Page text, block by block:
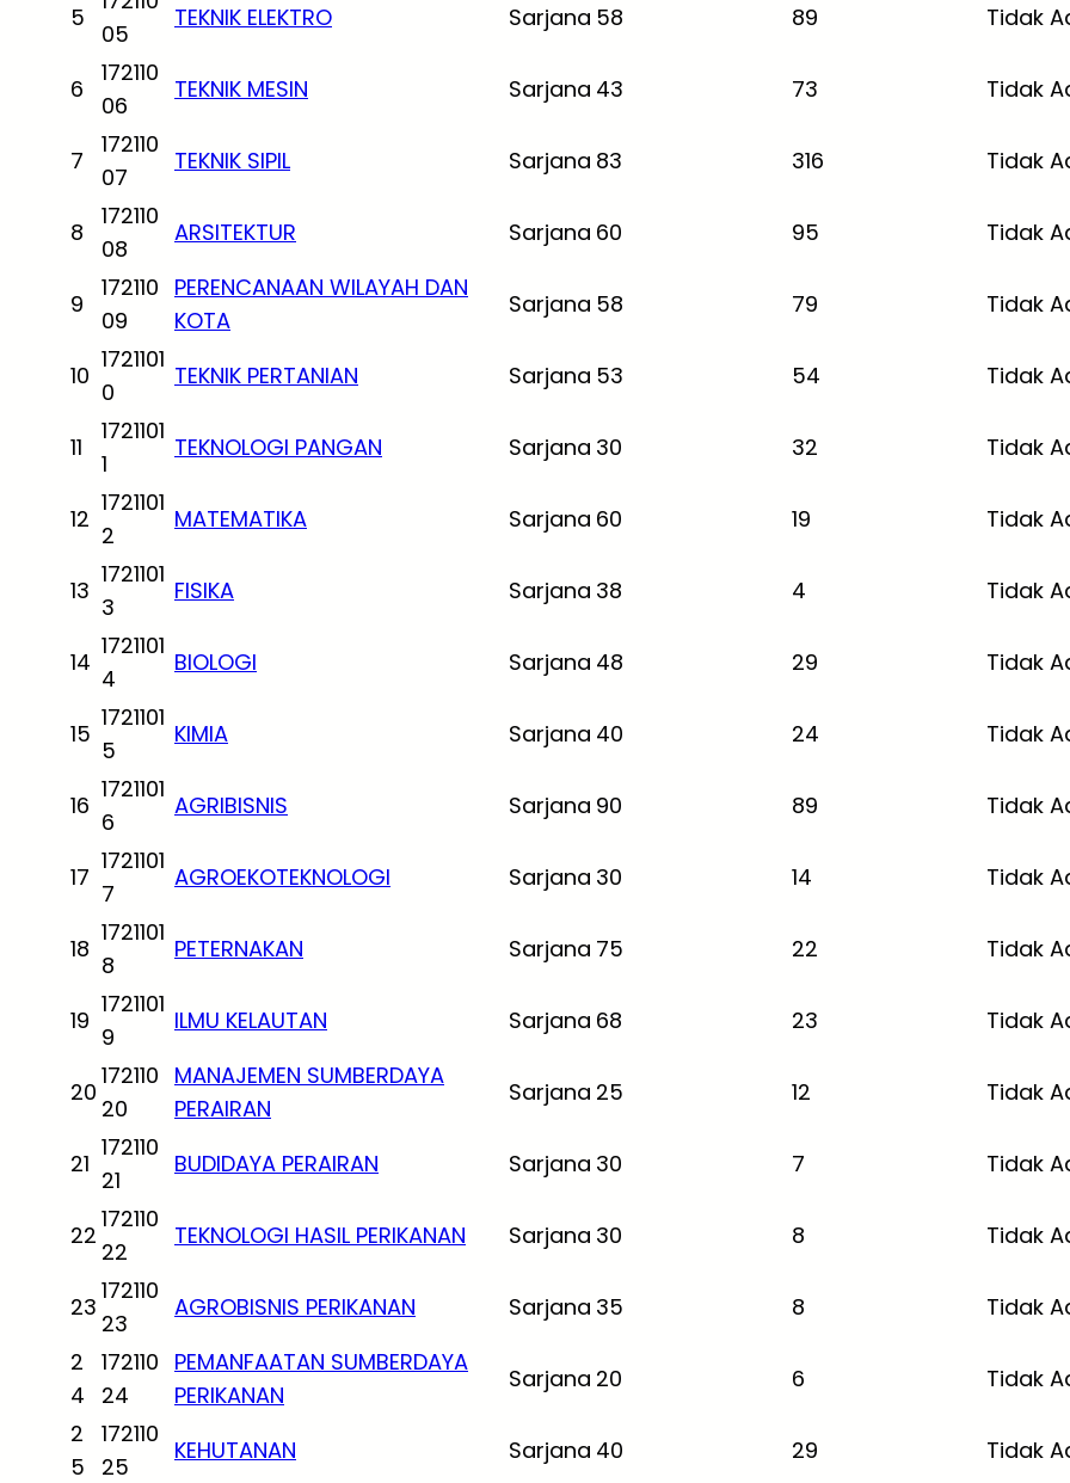
5
05
TEKNIK ELEKTRO Sarjana 58 89 Tidak
6
172110
06
TEKNIK MESIN Sarjana 43 73 Tidak
7
172110
07
TEKNIK SIPIL Sarjana 83 316 Tidak
8
172110
08
ARSITEKTUR Sarjana 60 95 Tidak
9
172110
09
PERENCANAAN WILAYAH DAN
KOTA
Sarjana 58 79 Tidak
10
1721101
0
TEKNIK PERTANIAN Sarjana 53 54 Tidak
11
1721101
1
TEKNOLOGI PANGAN Sarjana 30 32 Tidak
12
1721101
2
MATEMATIKA Sarjana 60 19 Tidak
13
1721101
3
FISIKA Sarjana 38 4 Tidak
14
1721101
4
BIOLOGI Sarjana 48 29 Tidak
15
1721101
5
KIMIA Sarjana 40 24 Tidak
16
1721101
6
AGRIBISNIS Sarjana 90 89 Tidak
17
1721101
7
AGROEKOTEKNOLOGI Sarjana 30 14 Tidak
18
1721101
8
PETERNAKAN Sarjana 75 22 Tidak
19
1721101
9
ILMU KELAUTAN Sarjana 68 23 Tidak
20
172110
20
MANAJEMEN SUMBERDAYA
PERAIRAN
Sarjana 25 12 Tidak
21
172110
21
BUDIDAYA PERAIRAN Sarjana 30 7 Tidak
22
172110
22
TEKNOLOGI HASIL PERIKANAN Sarjana 30 8 Tidak
23
172110
23
AGROBISNIS PERIKANAN Sarjana 35 8
Tidak
2
4
172110
24
PEMANFAATAN SUMBERDAYA
PERIKANAN
Sarjana 20 6
Tidak
2
5
172110
25
KEHUTANAN Sarjana 40 29 Tidak